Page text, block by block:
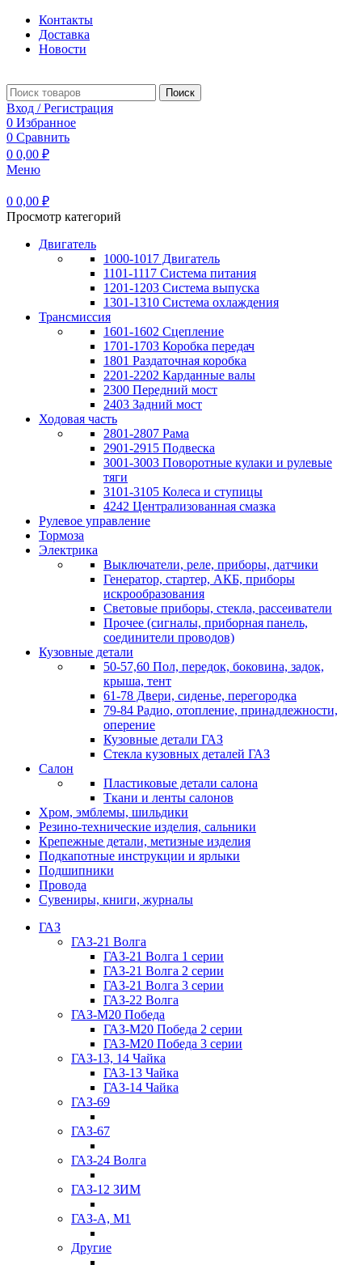
Контакты
Доставка
Новости
Поиск
Вход / Регистрация
0 Избранное
0 Сравнить
0 0,00 ₽
Меню
0 0,00 ₽
Просмотр категорий
Двигатель
1000-1017 Двигатель
1101-1117 Система питания
1201-1203 Система выпуска
1301-1310 Система охлаждения
Трансмиссия
1601-1602 Сцепление
1701-1703 Коробка передач
1801 Раздаточная коробка
2201-2202 Карданные валы
2300 Передний мост
2403 Задний мост
Ходовая часть
2801-2807 Рама
2901-2915 Подвеска
3001-3003 Поворотные кулаки и рулевые
тяги
3101-3105 Колеса и ступицы
4242 Централизованная смазка
Рулевое управление
Тормоза
Электрика
Выключатели, реле, приборы, датчики
Генератор, стартер, АКБ, приборы
искрообразования
Световые приборы, стекла, рассеиватели
Прочее (сигналы, приборная панель,
соединители проводов)
Кузовные детали
50-57,60 Пол, передок, боковина, задок,
крыша, тент
61-78 Двери, сиденье, перегородка
79-84 Радио, отопление, принадлежности,
оперение
Кузовные детали ГАЗ
Стекла кузовных деталей ГАЗ
Салон
Пластиковые детали салона
Ткани и ленты салонов
Хром, эмблемы, шильдики
Резино-технические изделия, сальники
Крепежные детали, метизные изделия
Подкапотные инструкции и ярлыки
Подшипники
Провода
Сувениры, книги, журналы
ГАЗ
ГАЗ-21 Волга
ГАЗ-21 Волга 1 серии
ГАЗ-21 Волга 2 серии
ГАЗ-21 Волга 3 серии
ГАЗ-22 Волга
ГАЗ-М20 Победа
ГАЗ-М20 Победа 2 серии
ГАЗ-М20 Победа 3 серии
ГАЗ-13, 14 Чайка
ГАЗ-13 Чайка
ГАЗ-14 Чайка
ГАЗ-69
ГАЗ-67
ГАЗ-24 Волга
ГАЗ-12 ЗИМ
ГАЗ-А, М1
Другие